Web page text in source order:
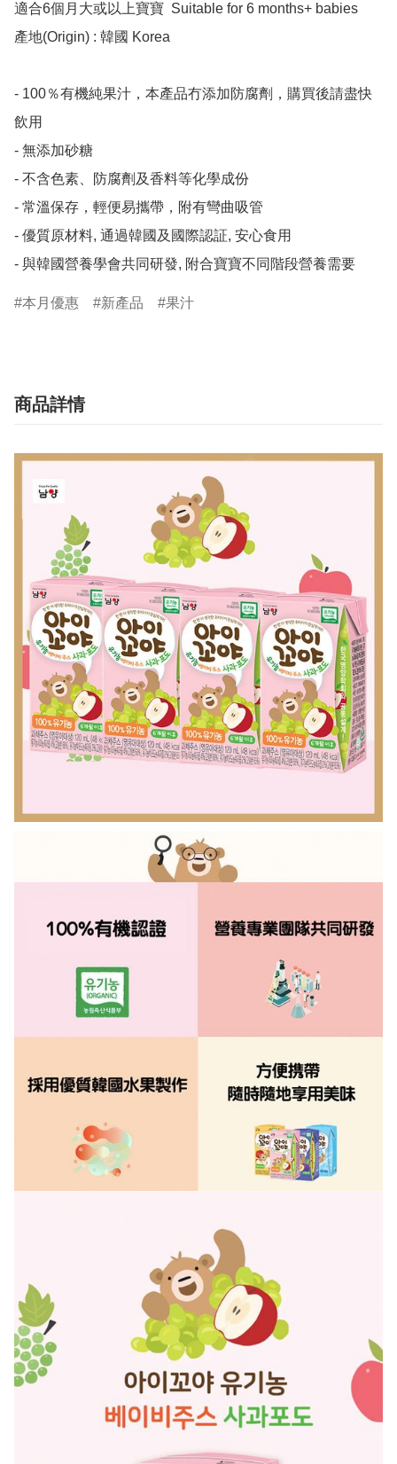
適合6個月大或以上寶寶  Suitable for 6 months+ babies
產地(Origin) : 韓國 Korea
- 100％有機純果汁，本產品冇添加防腐劑，購買後請盡快
飲用
- 無添加砂糖
- 不含色素、防腐劑及香料等化學成份
- 常溫保存，輕便易攜帶，附有彎曲吸管
- 優質原材料, 通過韓國及國際認証, 安心食用
- 與韓國營養學會共同研發, 附合寶寶不同階段營養需要
本月優惠 新產品 果汁
商品詳情